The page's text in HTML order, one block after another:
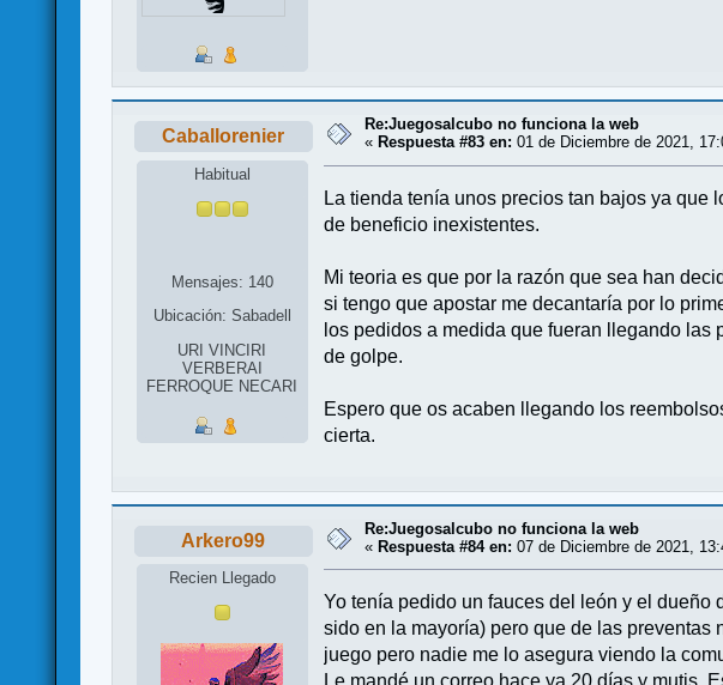
Caballorenier
Habitual
Mensajes: 140
Ubicación: Sabadell
URI VINCIRI
VERBERAI
FERROQUE NECARI
Re:Juegosalcubo no funciona la web
« Respuesta #83 en: 01 de Diciembre de 2021,
La tienda tenía unos precios tan bajos ya
de beneficio inexistentes.
Mi teoria es que por la razón que sea han
si tengo que apostar me decantaría por lo
los pedidos a medida que fueran llegando
de golpe.
Espero que os acaben llegando los
cierta.
Arkero99
Recien Llegado
Re:Juegosalcubo no funciona la web
«Respuesta #84 en: 07 de Diciembre de 2021,
Yo tenía pedido un fauces del león y el
sido en la mayoría) pero que de las preventas
juego pero nadie me lo asegura viendo la